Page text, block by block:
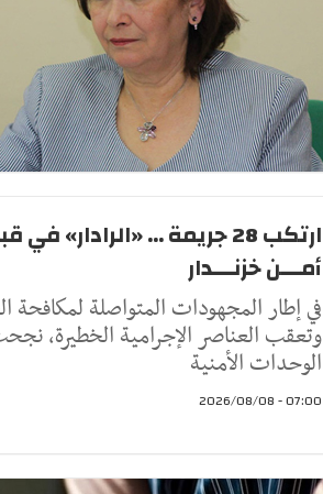
ارتكب 28 جريمة ... «الرادار»
أمـــن خزنـــدار
في إطار المجهودات المتواصلة لمكافحة
وتعقب العناصر الإجرامية الخطيرة،
الوحدات الأمنية
07:00 - 2026/08/08